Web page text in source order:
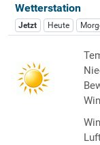
Wetterstation
Jetzt Heute